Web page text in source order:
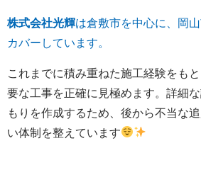
株式会社光輝は倉敷市を中心に、岡
カバーしています。
これまでに積み重ねた施工経験をも
要な工事を正確に見極めます。詳細
もりを作成するため、後から不当な
い体制を整えています